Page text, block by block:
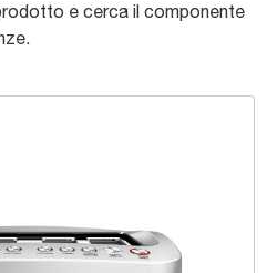
e cerca il componente